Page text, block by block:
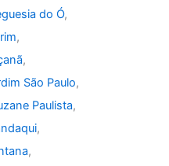
do Ó,
,
,
São Paulo,
Paulista,
,
,